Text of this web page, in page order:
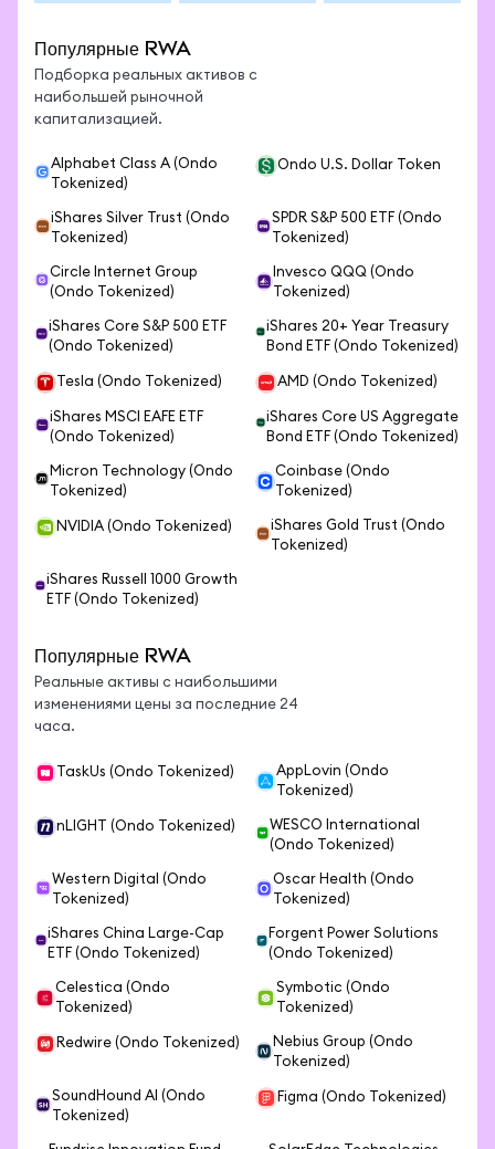
Популярные RWA
Подборка реальных активов с
наибольшей рыночной
капитализацией.
Alphabet Class A (Ondo
Tokenized)
Ondo U.S. Dollar Token
iShares Silver Trust (Ondo
Tokenized)
SPDR S&P 500 ETF (Ondo
Tokenized)
Circle Internet Group
(Ondo Tokenized)
Invesco QQQ (Ondo
Tokenized)
iShares Core S&P 500 ETF
(Ondo Tokenized)
iShares 20+ Year Treasury
Bond ETF (Ondo Tokenized)
Tesla (Ondo Tokenized) AMD (Ondo Tokenized)
iShares MSCI EAFE ETF
(Ondo Tokenized)
iShares Core US Aggregate
Bond ETF (Ondo Tokenized)
Micron Technology (Ondo
Tokenized)
Coinbase (Ondo
Tokenized)
NVIDIA (Ondo Tokenized)
iShares Gold Trust (Ondo
Tokenized)
iShares Russell 1000 Growth
ETF (Ondo Tokenized)
Популярные RWA
Реальные активы с наибольшими
изменениями цены за последние 24
часа.
TaskUs (Ondo Tokenized)
AppLovin (Ondo
Tokenized)
nLIGHT (Ondo Tokenized)
WESCO International
(Ondo Tokenized)
Western Digital (Ondo
Tokenized)
Oscar Health (Ondo
Tokenized)
iShares China Large-Cap
ETF (Ondo Tokenized)
Forgent Power Solutions
(Ondo Tokenized)
Celestica (Ondo
Tokenized)
Symbotic (Ondo
Tokenized)
Redwire (Ondo Tokenized)
Nebius Group (Ondo
Tokenized)
SoundHound AI (Ondo
Tokenized)
Figma (Ondo Tokenized)